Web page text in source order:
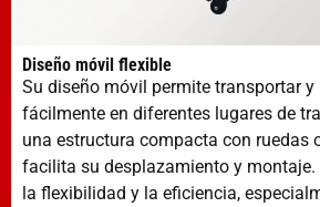
Diseño móvil flexible
Su diseño móvil permite transportar
fácilmente en diferentes lugares de
una estructura compacta con ruedas
facilita su desplazamiento y montaje.
la flexibilidad y la eficiencia,